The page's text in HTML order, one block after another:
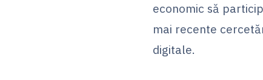
economic să
mai recente
digitale.